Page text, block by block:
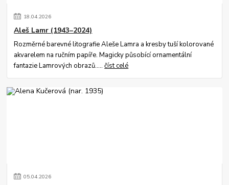
18.04.2026
Aleš Lamr (1943–2024)
Rozměrné barevné litografie Aleše Lamra a kresby tuší kolorované
akvarelem na ručním papíře. Magicky působící ornamentální
fantazie Lamrových obrazů.....číst celé
05.04.2026